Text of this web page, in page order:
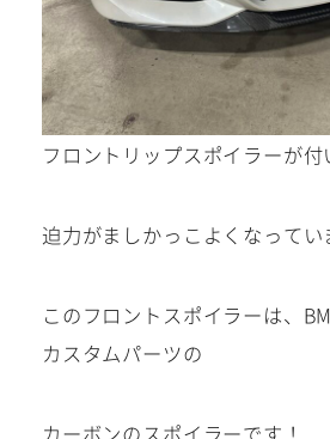
お気軽にお問い合わせ
tel. 0568-
営業時間 10:00～19:00
Instagram/Line/
お気軽にお問い合わせ
フロントリップスポイラーが
迫力がましかっこよくなってい
このフロントスポイラーは、
カスタムパーツの